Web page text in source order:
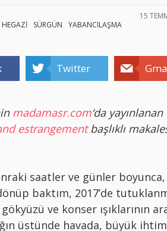
HEGAZİ SÜRGÜN
YABANCILAŞMA
15
Twitter
madamasr.com‘da yayınlanan
estrangementbaşlıklı
saatler ve günler boyunca,
baktım, 2017’de
ve konser ışıklarının
üstünde havada, büyük